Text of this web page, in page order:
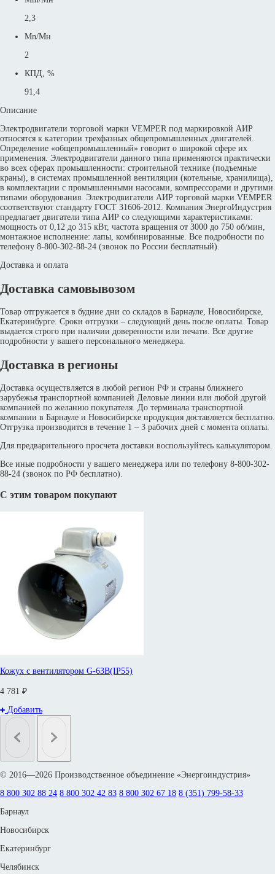
2,3
Mn/Mн
2
КПД, %
91,4
Описание
Электродвигатели торговой марки VEMPER под маркировкой АИР
относятся к категории трехфазных общепромышленных двигателей.
Определение «общепромышленный» говорит о широкой сфере их
применения. Электродвигатели данного типа применяются практически
во всех сферах промышленности: строительной технике (подъемные
краны), в системах промышленной вентиляции (котельные, хранилища),
в комплектации с промышленными насосами, компрессорами и другими
типами оборудования. Электродвигатели АИР торговой марки VEMPER
соответствуют стандарту ГОСТ 31606-2012. Компания ЭнергоИндустрия
предлагает двигатели типа АИР со следующими характеристиками:
мощность от 0,12 до 315 кВт, частота вращения от 3000 до 750 об/мин,
монтажное исполнение: лапы, комбинированные. Все подробности по
телефону 8-800-302-88-24 (звонок по России бесплатный).
Доставка и оплата
Доставка самовывозом
Товар отгружается в будние дни со складов в Барнауле, Новосибирске,
Екатеринбурге. Сроки отгрузки – следующий день после оплаты. Товар
выдается строго при наличии доверенности или печати. Все другие
подробности у вашего персонального менеджера.
Доставка в регионы
Доставка осуществляется в любой регион РФ и страны ближнего
зарубежья транспортной компанией Деловые линии или любой другой
компанией по желанию покупателя. До терминала транспортной
компании в Барнауле и Новосибирске продукция доставляется бесплатно.
Отгрузка производится в течение 1 – 3 рабочих дней с момента оплаты.
Для предварительного просчета доставки воспользуйтесь калькулятором.
Все иные подробности у вашего менеджера или по телефону 8-800-302-
88-24 (звонок по РФ бесплатно).
С этим товаром покупают
Кожух с вентилятором G-63B(IP55)
4 781 ₽
Добавить
© 2016—2026 Производственное объединение «Энергоиндустрия»
8 800 302 88 24 8 800 302 42 83 8 800 302 67 18 8 (351) 799-58-33
Барнаул
Новосибирск
Екатеринбург
Челябинск